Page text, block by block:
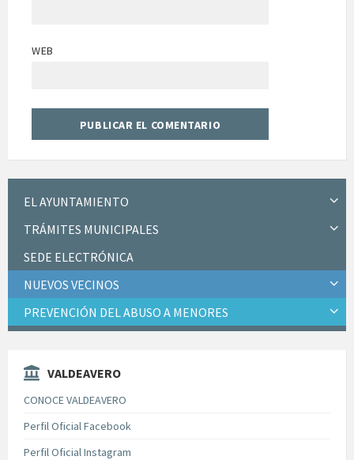
WEB
EL AYUNTAMIENTO
TRÁMITES MUNICIPALES
SEDE ELECTRÓNICA
NUEVOS VECINOS
PREVENCIÓN DEL ABUSO A MENORES
VALDEAVERO
CONOCE VALDEAVERO
Perfil Oficial Facebook
Perfil Oficial Instagram